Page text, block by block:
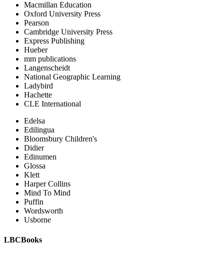
Macmillan Education
Oxford University Press
Pearson
Cambridge University Press
Express Publishing
Hueber
mm publications
Langenscheidt
National Geographic Learning
Ladybird
Hachette
CLE International
Edelsa
Edilingua
Bloomsbury Children's
Didier
Edinumen
Glossa
Klett
Harper Collins
Mind To Mind
Puffin
Wordsworth
Usborne
LBCBooks